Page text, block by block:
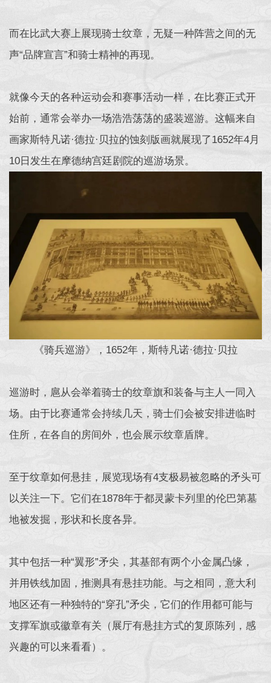
而在比武大赛上展现骑士纹章，无疑一种阵营之间的无
声“品牌宣言”和骑士精神的再现。
就像今天的各种运动会和赛事活动一样，在比赛正式开
始前，通常会举办一场浩浩荡荡的盛装巡游。这幅来自
画家斯特凡诺·德拉·贝拉的蚀刻版画就展现了1652年4月
10日发生在摩德纳宫廷剧院的巡游场景。
《骑兵巡游》，1652年，斯特凡诺·德拉·贝拉
巡游时，扈从会举着骑士的纹章旗和装备与主人一同入
场。由于比赛通常会持续几天，骑士们会被安排进临时
住所，在各自的房间外，也会展示纹章盾牌。
至于纹章如何悬挂，展览现场有4支极易被忽略的矛头可
以关注一下。它们在1878年于都灵蒙卡列里的伦巴第墓
地被发掘，形状和长度各异。
其中包括一种“翼形”矛尖，其基部有两个小金属凸缘，
并用铁线加固，推测具有悬挂功能。与之相同，意大利
地区还有一种独特的“穿孔”矛尖，它们的作用都可能与
支撑军旗或徽章有关（展厅有悬挂方式的复原陈列，感
兴趣的可以来看看）。